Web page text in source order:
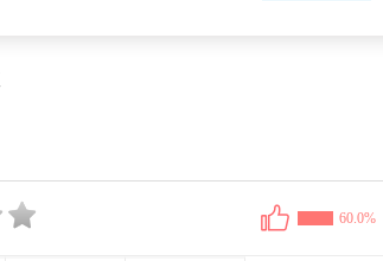
60.0%